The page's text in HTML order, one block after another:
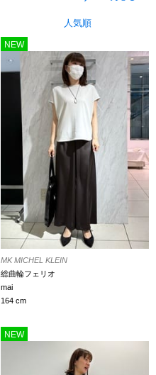
人気順
NEW
MK MICHEL KLEIN
総曲輪フェリオ
mai
164 cm
NEW